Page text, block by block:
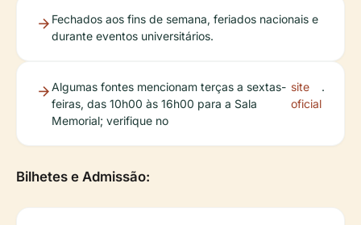
Fechados aos fins de semana, feriados nacionais e
durante eventos universitários.
Algumas fontes mencionam terças a sextas-
feiras, das 10h00 às 16h00 para a Sala
Memorial; verifique no
site
oficial
.
Bilhetes e Admissão: